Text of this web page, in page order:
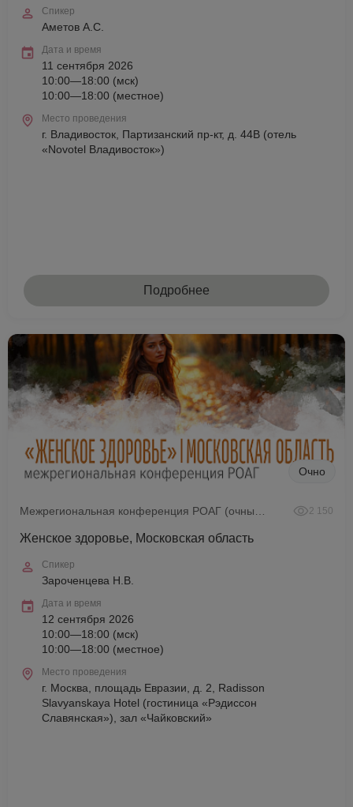
Спикер
Аметов А.С.
Дата и время
11 сентября 2026
10:00—18:00 (мск)
10:00—18:00 (местное)
Место проведения
г. Владивосток, Партизанский пр-кт, д. 44В (отель
«Novotel Владивосток»)
Подробнее
Очно
2 150
Женское здоровье, Московская область
Спикер
Зароченцева Н.В.
Дата и время
12 сентября 2026
10:00—18:00 (мск)
10:00—18:00 (местное)
Место проведения
г. Москва, площадь Евразии, д. 2, Radisson
Slavyanskaya Hotel (гостиница «Рэдиссон
Славянская»), зал «Чайковский»